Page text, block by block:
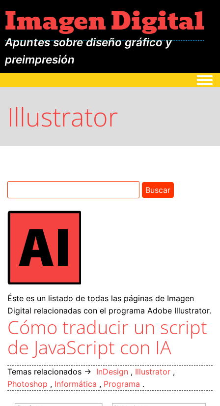
Imagen Digital
Apuntes sobre diseño gráfico y
preimpresión
Illustrator
Éste es un listado de todas las páginas de Imagen
Digital relacionadas con el programa Adobe Illustrator.
Cómo traducir un script
de JavaScript con IA
Temas relacionados → InDesign , Illustrator ,
Photoshop , Informática , Programa .